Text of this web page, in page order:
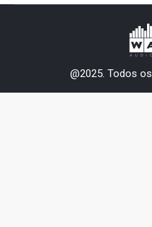
@2025. Todos